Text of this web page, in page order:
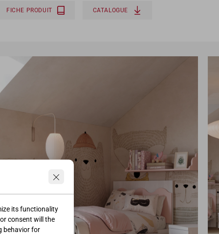
its functionality
consent will the
behavior for
FICHE PRODUIT CATALOGUE